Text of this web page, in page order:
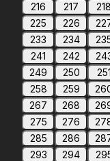
216
217 218
225
226
233
234
241
242
249
250 251
258
259
267
268
275
276
285
286
293
294